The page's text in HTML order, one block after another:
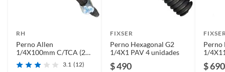
RH
Perno Allen
1/4X100mm C/TCA (2
unidades)
3.1 (12)
FIXSER
Perno Hexagonal G2
1/4X1 PAV 4 unidades
$ 490
Perno
1/
$ 690